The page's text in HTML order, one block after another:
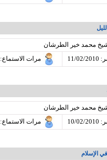
محمد خير الطرشان
مرات الاستماع: 2502
محمد خير الطرشان
مرات الاستماع: 2370
الإسلام